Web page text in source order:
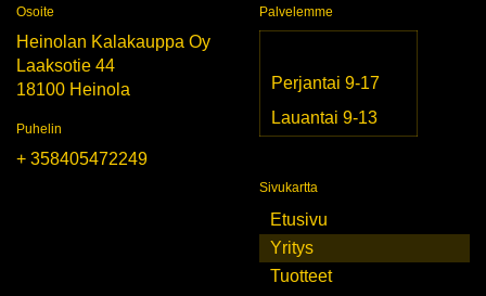
Osoite
Heinolan Kalakauppa Oy
Laaksotie 44
18100 Heinola
Puhelin
+ 358405472249
Palvelemme
Perjantai 9-17
Lauantai 9-13
Sivukartta
Etusivu
Yritys
Tuotteet